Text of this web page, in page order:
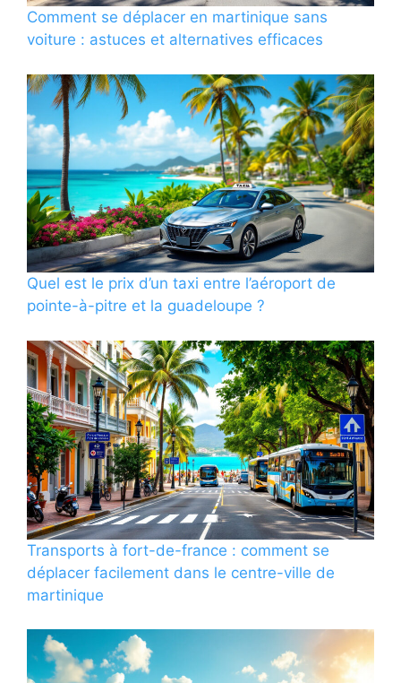
Comment se déplacer en martinique sans
voiture : astuces et alternatives efficaces
Quel est le prix d’un taxi entre l’aéroport de
pointe-à-pitre et la guadeloupe ?
Transports à fort-de-france : comment se
déplacer facilement dans le centre-ville de
martinique